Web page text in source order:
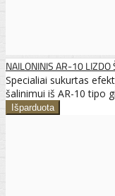
NAILONINIS AR-10 LIZDO
Specialiai sukurtas
šalinimui iš AR-10 tipo